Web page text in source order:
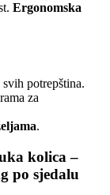
Ergonomska
potrepština.
za
.
kolica –
po sjedalu